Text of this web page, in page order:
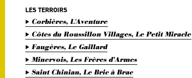
LES TERROIRS
Corbières, L'Aventure
Côtes du Roussillon Villages, Le Petit Miracle
Faugères, Le Gaillard
Minervois, Les Frères d’Armes
Saint Chinian, Le Bric à Brac